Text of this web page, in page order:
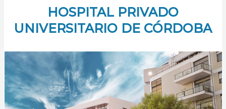
HOSPITAL PRIVADO
UNIVERSITARIO DE CÓRDOBA